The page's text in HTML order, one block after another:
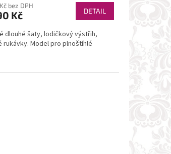
bez DPH
Kč DETAIL
dlouhé šaty, lodičkový výstřih,
rukávky. Model pro plnoštíhlé